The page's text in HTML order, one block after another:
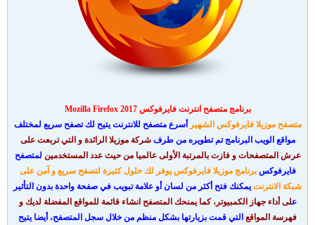
برنامج متصفح انترنت فايرفوكس 2017 Mozilla Firefox
متصفح موزيلا فايرفوكس الشهير أسرع متصفح للانترنت يتيح لك تصفح سريع لمختلف
مواقع الويب البرنامج تم تطويره من طرفشركة موزيلا الرائدة و التي تربعت على
عرش المتصفحات و فازت بالمرتبة الأولى عالميا من حيث عدد المستخدمين لمتصفح
فايرفوكس برنامج موزيلا فايرفوكس يوفر لك حلول كثيرة لتصفح سريع و آمن على
شبكة الانترنت يمكنك فتح أكثر من لسان أو علامة تبويب في صفحة واحدة بدون التأثير
على أداء جهاز الكمبيوتر، كما يمنحك المتصفح انشاء قائمة للمواقع المفضلة لديك و
فهرسة المواقع التي قمت بزيارتها بشكل منظم من خلال سجل المتصفح، أيضا يتيح